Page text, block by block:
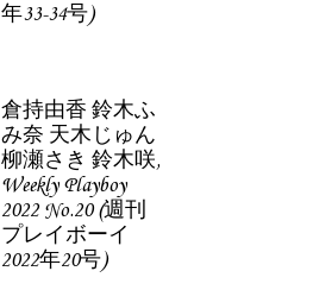
年33-34号)
倉持由香 鈴木ふ
み奈 天木じゅん
柳瀬さき 鈴木咲,
Weekly Playboy
2022 No.20 (週刊
プレイボーイ
2022年20号)